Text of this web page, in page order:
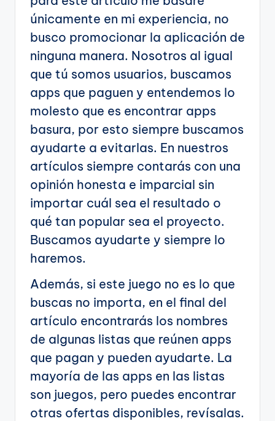
únicamente en mi experiencia, no
busco promocionar la aplicación de
ninguna manera. Nosotros al igual
que tú somos usuarios, buscamos
apps que paguen y entendemos lo
molesto que es encontrar apps
basura, por esto siempre buscamos
ayudarte a evitarlas. En nuestros
artículos siempre contarás con una
opinión honesta e imparcial sin
importar cuál sea el resultado o
qué tan popular sea el proyecto.
Buscamos ayudarte y siempre lo
haremos.
Además, si este juego no es lo que
buscas no importa, en el final del
artículo encontrarás los nombres
de algunas listas que reúnen apps
que pagan y pueden ayudarte. La
mayoría de las apps en las listas
son juegos, pero puedes encontrar
otras ofertas disponibles, revísalas.